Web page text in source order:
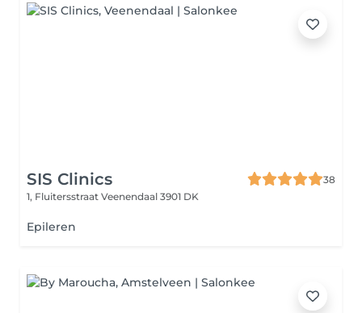
SIS Clinics
38
1, Fluitersstraat Veenendaal 3901 DK
Epileren